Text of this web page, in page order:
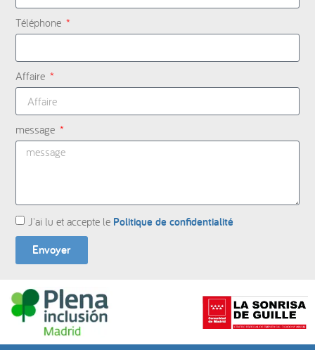
Téléphone
Affaire
message
J'ai lu et accepte le Politique de confidentialité
Envoyer